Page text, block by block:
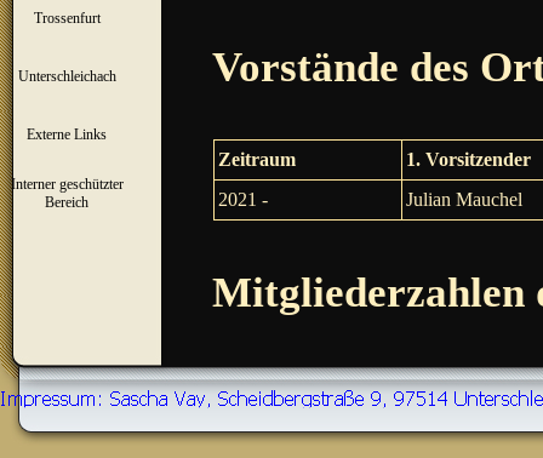
Trossenfurt
Unterschleichach
Externe Links
Interner geschützter
Bereich
Vorstände des
Zeitraum
1. Vorsitzender
2021 -
Julian Mauchel
Mitgliederzahlen